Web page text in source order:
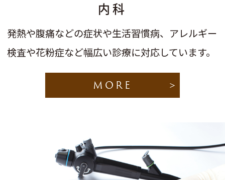
内科
発熱や腹痛などの症状や生活習慣病、アレルギー
検査や花粉症など幅広い診療に対応しています。
MORE